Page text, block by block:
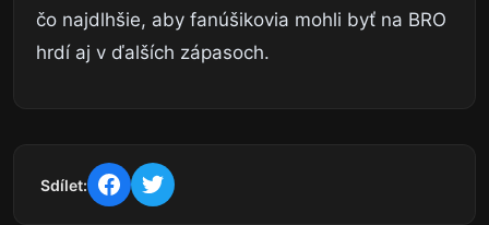
čo najdlhšie, aby fanúšikovia mohli byť na BRO
hrdí aj v ďalších zápasoch.
Sdílet: